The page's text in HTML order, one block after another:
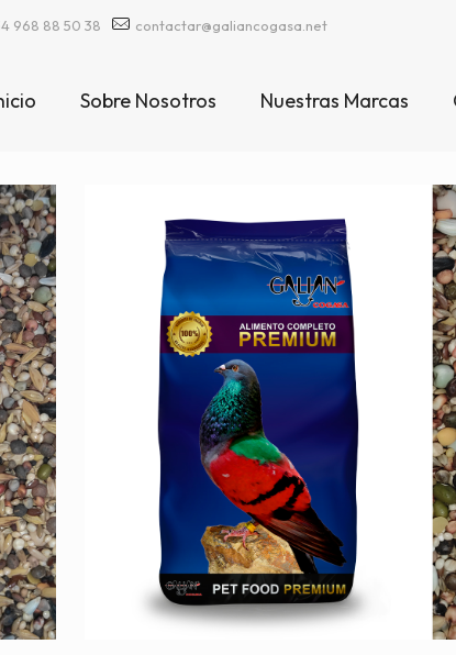
968 88 50 38 contactar@galiancogasa.net
Sobre Nosotros Nuestras Marcas